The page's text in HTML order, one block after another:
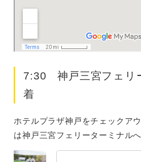
7:30 神戸三宮フェリ
着
ホテルプラザ神戸をチェックア
は神戸三宮フェリーターミナルへ